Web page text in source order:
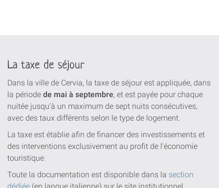
La taxe de séjour
Dans la ville de Cervia, la taxe de séjour est appliquée, dans
la période de mai à septembre, et est payée pour chaque
nuitée jusqu'à un maximum de sept nuits consécutives,
avec des taux différents selon le type de logement.
La taxe est établie afin de financer des investissements et
des interventions exclusivement au profit de l'économie
touristique.
Toute la documentation est disponible dans la section